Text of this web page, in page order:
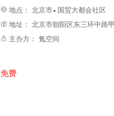
地点：
北京市
国贸大都会社区
地址：
北京市朝阳区东三环中路
主办方：
氪空间
免费